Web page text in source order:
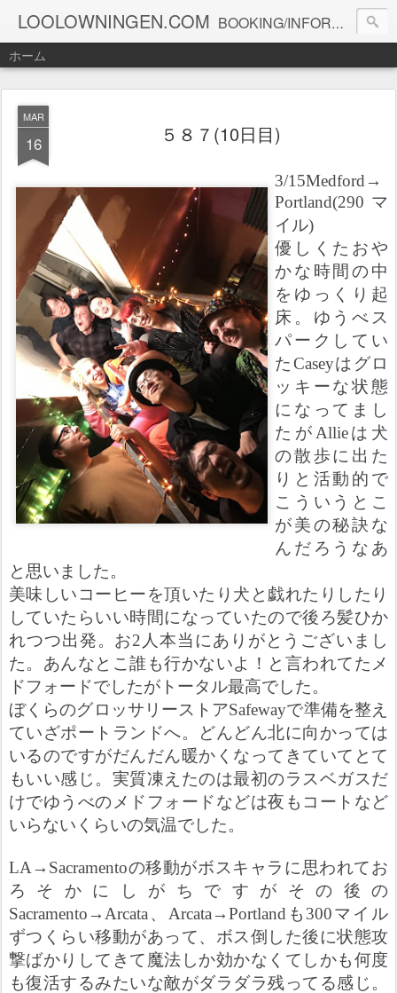
LOOLOWNINGEN.COM BOOKING/INFORMATION info@loolowningen.com
ホーム
MAR
16 ５８７(10日目)
3/15Medford→
Portland(290 マ
イル)
優しくたおや
かな時間の中
をゆっくり起
床。ゆうべス
パークしてい
たCaseyはグロ
ッキーな状態
になってまし
たが Allieは犬
の散歩に出た
りと活動的で
こういうとこ
が美の秘訣な
んだろうなあ
と思いました。
美味しいコーヒーを頂いたり犬と戯れたりしたり
していたらいい時間になっていたので後ろ髪ひか
れつつ出発。お2 人本当にありがとうございまし
た。あんなとこ誰も行かないよ！と言われてたメ
ドフォードでしたがトータル最高でした。
ぼくらのグロッサリーストアSafewayで準備を整え
ていざポートランドへ。どんどん北に向かっては
いるのですがだんだん暖かくなってきていてとて
もいい感じ。実質凍えたのは最初のラスベガスだ
けでゆうべのメドフォードなどは夜もコートなど
いらないくらいの気温でした。
LA→Sacramentoの移動がボスキャラに思われてお
ろそかにしがちですがその後の
Sacramento→Arcata 、 Arcata→Portland も 300マイル
ずつくらい移動があって、ボス倒した後に状態攻
撃ばかりしてきて魔法しか効かなくてしかも何度
も復活するみたいな敵がダラダラ残ってる感じ。